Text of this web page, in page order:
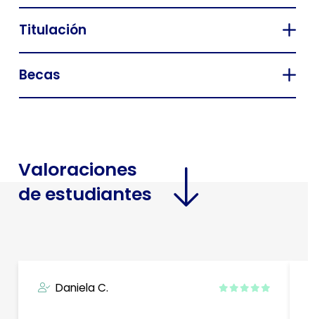
Titulación
Becas
Valoraciones
de estudiantes
Daniela C.